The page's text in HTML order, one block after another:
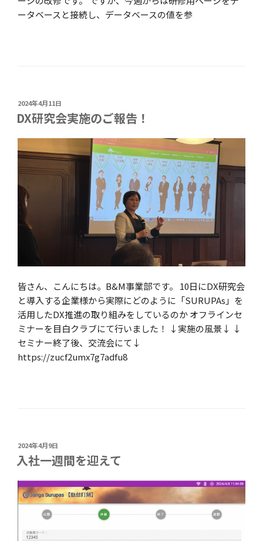
ータベースと接続し、データベースの値を参
投
稿
日:
2024年4月11日
DX研究会実施のご報告！
皆さん、こんにちは。B&M事業部です。 10日にDX研究会
と導入する企業様から実際にどのように「SURUPAs」を
活用したDX推進の取り組みをしているのか オフラインセ
ミナーを目白クラブにて行いました！ ↓実施の風景↓ ↓
セミナー終了後、交流会にて↓
https://zucf2umx7g7adfu8
投
稿
日:
2024年4月9日
入社一週間を迎えて